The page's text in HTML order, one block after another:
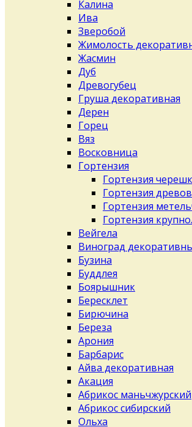
Калина
Ива
Зверобой
Жимолость
Жасмин
Дуб
Древогубец
Груша декоративная
Дерен
Горец
Вяз
Восковница
Гортензия
Гортензия
Гортензия
Гортензия
Гортензия
Вейгела
Виноград
Бузина
Буддлея
Боярышник
Бересклет
Бирючина
Береза
Арония
Барбарис
Айва декоративная
Акация
Абрикос маньчжурский
Абрикос сибирский
Ольха